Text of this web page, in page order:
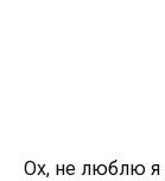
Ох, не люблю я